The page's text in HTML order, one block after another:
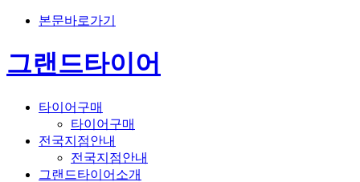
본문바로가기
그랜드타이어
타이어구매
타이어구매
전국지점안내
전국지점안내
그랜드타이어소개